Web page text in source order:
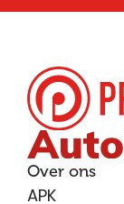
Over ons
APK